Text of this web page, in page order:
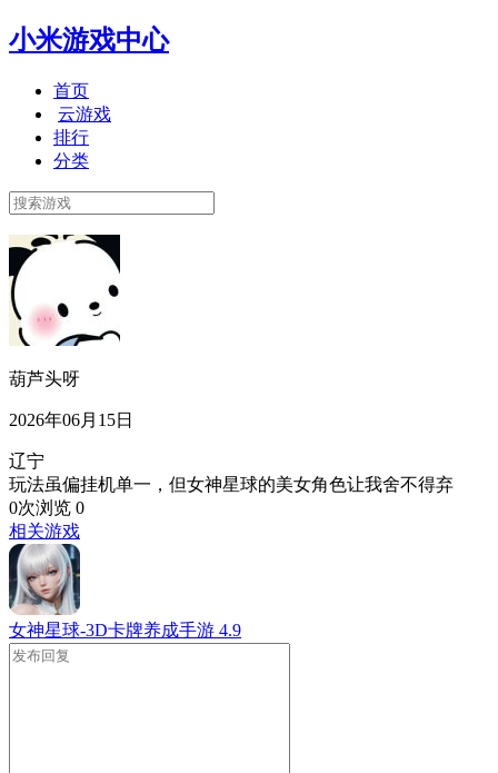
小米游戏中心
首页
云游戏
排行
分类
葫芦头呀
2026年06月15日
辽宁
玩法虽偏挂机单一，但女神星球的美女角色让我舍不得弃
0次浏览 0
相关游戏
女神星球-3D卡牌养成手游 4.9